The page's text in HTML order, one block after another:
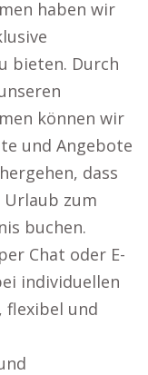
haben wir
bieten. Durch
können wir
und Angebote
dass
Urlaub zum
buchen.
Chat oder E-
individuellen
flexibel und